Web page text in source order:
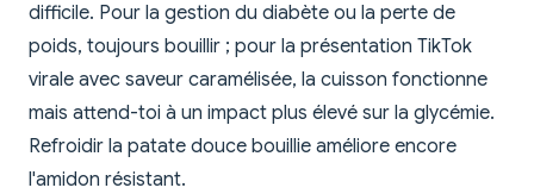
difficile. Pour la gestion du diabète ou la perte de
poids, toujours bouillir ; pour la présentation TikTok
virale avec saveur caramélisée, la cuisson fonctionne
mais attend-toi à un impact plus élevé sur la glycémie.
Refroidir la patate douce bouillie améliore encore
l'amidon résistant.